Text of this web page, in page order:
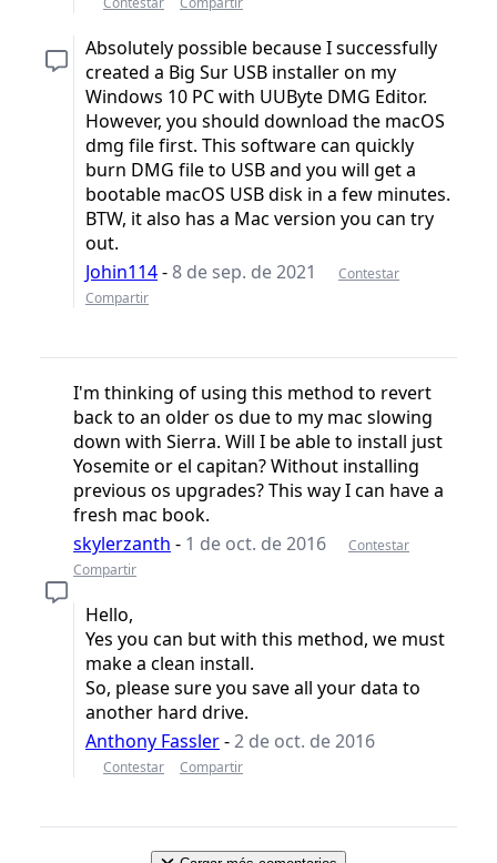
Absolutely possible because I successfully
created a Big Sur USB installer on my
Windows 10 PC with UUByte DMG Editor.
However, you should download the macOS
dmg file first. This software can quickly
burn DMG file to USB and you will get a
bootable macOS USB disk in a few minutes.
BTW, it also has a Mac version you can try
out.
Johin114-8 de sep. de 2021
Contestar
Compartir
I'm thinking of using this method to revert
back to an older os due to my mac slowing
down with Sierra. Will I be able to install just
Yosemite or el capitan? Without installing
previous os upgrades? This way I can have a
fresh mac book.
skylerzanth - 1 de oct. de 2016
Contestar
Compartir
Hello,
Yes you can but with this method, we must
make a clean install.
So, please sure you save all your data to
another hard drive.
Anthony Fassler-2 de oct. de 2016
Contestar Compartir